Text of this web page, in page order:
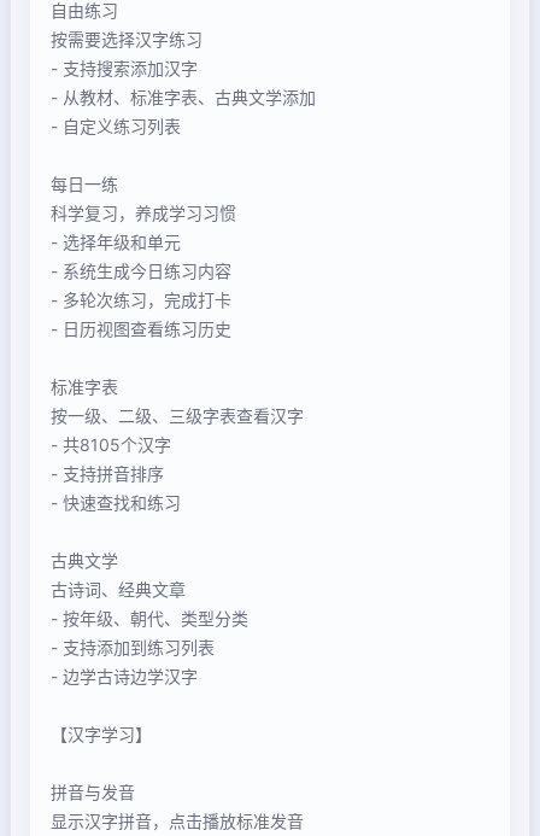
自由练习
按需要选择汉字练习
- 支持搜索添加汉字
- 从教材、标准字表、古典文学添加
- 自定义练习列表
每日一练
科学复习，养成学习习惯
- 选择年级和单元
- 系统生成今日练习内容
- 多轮次练习，完成打卡
- 日历视图查看练习历史
标准字表
按一级、二级、三级字表查看汉字
- 共8105个汉字
- 支持拼音排序
- 快速查找和练习
古典文学
古诗词、经典文章
- 按年级、朝代、类型分类
- 支持添加到练习列表
- 边学古诗边学汉字
【汉字学习】
拼音与发音
显示汉字拼音，点击播放标准发音